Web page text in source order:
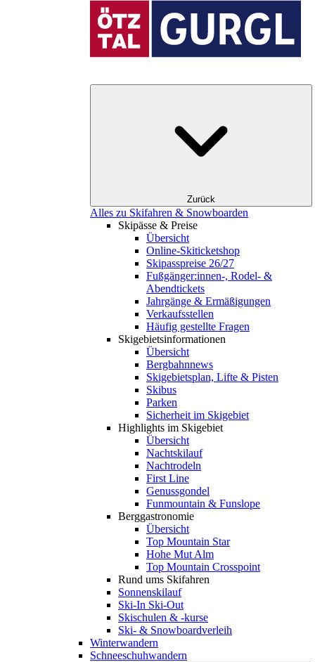
Zurück
Alles zu Skifahren & Snowboarden
Skipässe & Preise
Übersicht
Online-Skiticketshop
Skipasspreise 26/27
Fußgänger:innen-, Rodel- &
Abendtickets
Jahrgänge & Ermäßigungen
Verkaufsstellen
Häufig gestellte Fragen
Skigebiets­informationen
Übersicht
Bergbahnnews
Skigebietsplan, Lifte & Pisten
Skibus
Parken
Sicherheit im Skigebiet
Highlights im Skigebiet
Übersicht
Nachtskilauf
Nachtrodeln
First Line
Genussgondel
Funmountain & Funslope
Berggastronomie
Übersicht
Top Mountain Star
Hohe Mut Alm
Top Mountain Crosspoint
Rund ums Skifahren
Sonnenskilauf
Ski-In Ski-Out
Skischulen & -kurse
Ski- & Snowboardverleih
Winterwandern
Schneeschuhwandern